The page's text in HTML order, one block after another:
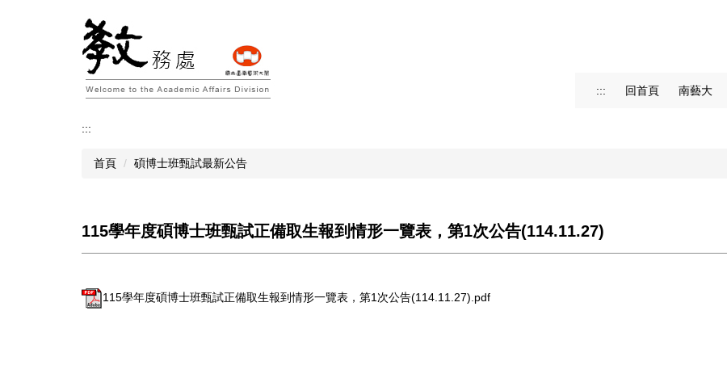
::: 回首頁 南藝大
:::
首頁 碩博士班甄試最新公告
115學年度碩博士班甄試正備取生報到情形一覽表，第1次公告(114.11.27)
115學年度碩博士班甄試正備取生報到情形一覽表，第1次公告(114.11.27).pdf